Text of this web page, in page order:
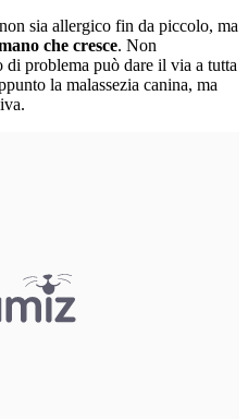
sia allergico fin da piccolo, ma
che cresce. Non
problema può dare il via a tutta
la malassezia canina, ma